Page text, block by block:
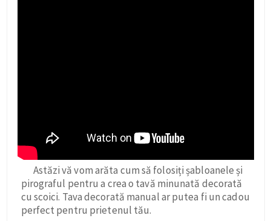
Astăzi vă vom arăta cum să folosiți șabloanele și
pirograful pentru a crea o tavă minunată decorată
cu scoici. Tava decorată manual ar putea fi un cadou
perfect pentru prietenul tău.